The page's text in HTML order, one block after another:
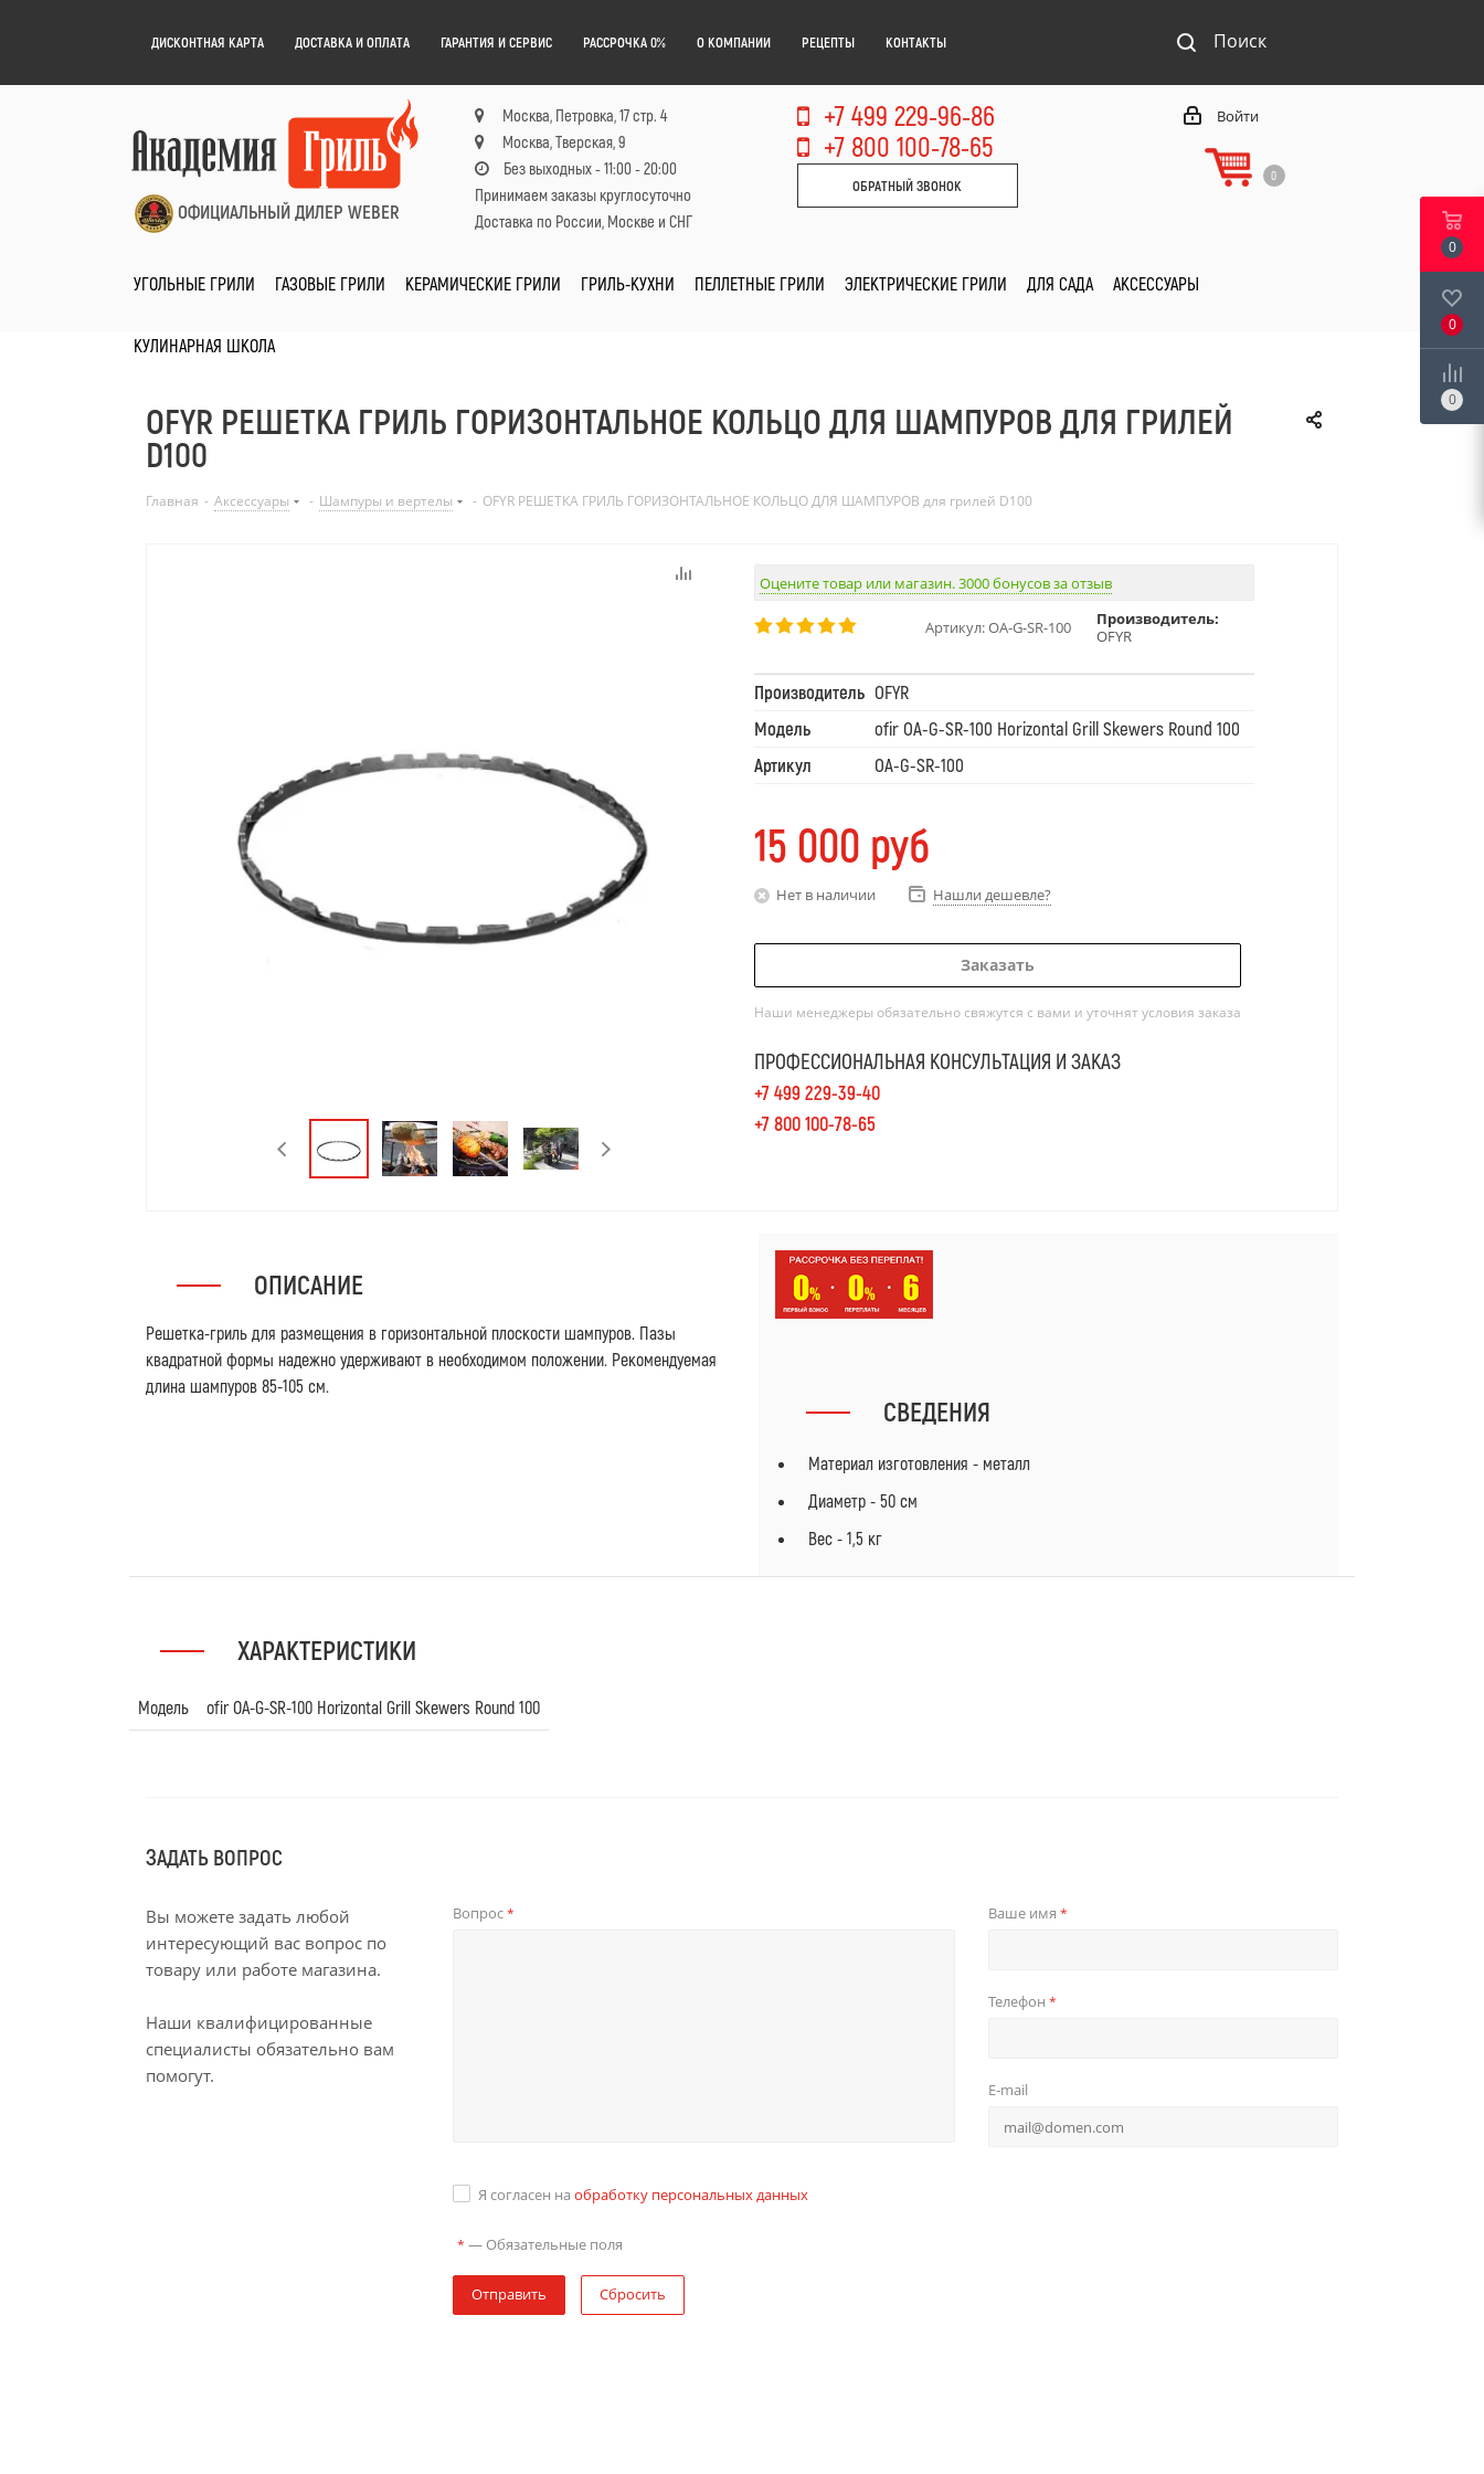
ДИСКОНТНАЯ КАРТА ДОСТАВКА И ОПЛАТА ГАРАНТИЯ И СЕРВИС РАССРОЧКА 0% О КОМПАНИИ РЕЦЕПТЫ КОНТАКТЫ Поиск
ОФИЦИАЛЬНЫЙ ДИЛЕР WEBER
Москва, Петровка, 17 стр. 4
Москва, Тверская, 9
Без выходных - 11:00 - 20:00
Принимаем заказы круглосуточно
Доставка по России, Москве и СНГ
+7 499 229-96-86
+7 800 100-78-65
ОБРАТНЫЙ ЗВОНОК
Войти
0
УГОЛЬНЫЕ ГРИЛИ ГАЗОВЫЕ ГРИЛИ КЕРАМИЧЕСКИЕ ГРИЛИ ГРИЛЬ-КУХНИ ПЕЛЛЕТНЫЕ ГРИЛИ ЭЛЕКТРИЧЕСКИЕ ГРИЛИ ДЛЯ САДА АКСЕССУАРЫ
КУЛИНАРНАЯ ШКОЛА
OFYR РЕШЕТКА ГРИЛЬ ГОРИЗОНТАЛЬНОЕ КОЛЬЦО ДЛЯ ШАМПУРОВ ДЛЯ ГРИЛЕЙ
D100
Главная - Аксессуары - Шампуры и вертелы - OFYR РЕШЕТКА ГРИЛЬ ГОРИЗОНТАЛЬНОЕ КОЛЬЦО ДЛЯ ШАМПУРОВ для грилей D100
Оцените товар или магазин. 3000 бонусов за отзыв
Артикул:OA-G-SR-100
Производитель:
OFYR
Производитель OFYR
Модель
ofir OA-G-SR-100 Horizontal Grill Skewers Round 100
Артикул
OA-G-SR-100
15 000 руб
Нет в наличии Нашли дешевле?
Заказать
Наши менеджеры обязательно свяжутся с вами и уточнят условия заказа
ПРОФЕССИОНАЛЬНАЯ КОНСУЛЬТАЦИЯ И ЗАКАЗ
+7 499 229-39-40
+7 800 100-78-65
ОПИСАНИЕ
Решетка-гриль для размещения в горизонтальной плоскости шампуров. Пазы
квадратной формы надежно удерживают в необходимом положении. Рекомендуемая
длина шампуров 85-105 см.
СВЕДЕНИЯ
Материал изготовления - металл
Диаметр - 50 см
Вес - 1,5 кг
ХАРАКТЕРИСТИКИ
Модель ofir OA-G-SR-100 Horizontal Grill Skewers Round 100
ЗАДАТЬ ВОПРОС
Вы можете задать любой
интересующий вас вопрос по
товару или работе магазина.
Наши квалифицированные
специалисты обязательно вам
помогут.
Вопрос* Ваше имя*
Телефон*
E-mail
Я согласен на обработку персональных данных
* — Обязательные поля
Отправить Сбросить
0
0
0